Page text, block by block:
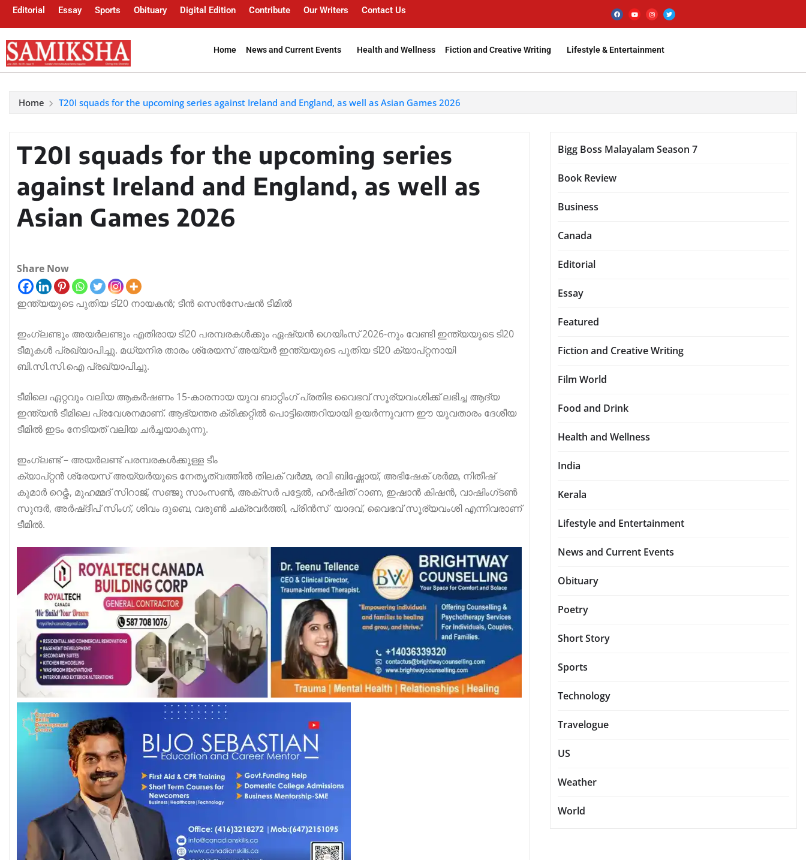
Editorial Essay Sports Obituary Digital Edition Contribute Our Writers Contact Us
Home News and Current Events Health and Wellness Fiction and Creative Writing Lifestyle & Entertainment
Home T20I squads for the upcoming series against Ireland and England, as well as Asian Games 2026
T20I squads for the upcoming series
against Ireland and England, as well as
Asian Games 2026
Share Now
ഇന്ത്യയുടെ പുതിയ ടി20 നായകൻ; ടീൻ സെൻസേഷൻ ടീമിൽ
ഇംഗ്ലണ്ടും അയർലണ്ടും എതിരായ ടി20 പരമ്പരകൾക്കും ഏഷ്യൻ ഗെയിംസ് 2026‑നും വേണ്ടി ഇന്ത്യയുടെ ടി20
ടീമുകൾ പ്രഖ്യാപിച്ചു. മധ്യനിര താരം ശ്രേയസ് അയ്യർ ഇന്ത്യയുടെ പുതിയ ടി20 ക്യാപ്റ്റനായി
ബി.സി.സി.ഐ പ്രഖ്യാപിച്ചു.
ടീമിലെ ഏറ്റവും വലിയ ആകർഷണം 15‑കാരനായ യുവ ബാറ്റിംഗ് പ്രതിഭ വൈഭവ് സൂര്യവംശിക്ക് ലഭിച്ച ആദ്യ
ഇന്ത്യൻ ടീമിലെ പ്രവേശനമാണ്. ആഭ്യന്തര ക്രിക്കറ്റിൽ പൊട്ടിത്തെറിയായി ഉയർന്നുവന്ന ഈ യുവതാരം ദേശീയ
ടീമിൽ ഇടം നേടിയത് വലിയ ചർച്ചയാകുന്നു.
ഇംഗ്ലണ്ട് – അയർലണ്ട് പരമ്പരകൾക്കുള്ള ടീം
ക്യാപ്റ്റൻ ശ്രേയസ് അയ്യർയുടെ നേതൃത്വത്തിൽ തിലക് വർമ്മ, രവി ബിഷ്ണോയ്, അഭിഷേക് ശർമ്മ, നിതീഷ്
കുമാർ റെడ్డి, മുഹമ്മദ് സിറാജ്, സഞ്ജു സാംസൺ, അക്സർ പട്ടേൽ, ഹർഷിത് റാണ, ഇഷാൻ കിഷൻ, വാഷിംഗ്ടൺ
സുന്ദർ, അർഷ്‌ദീപ് സിംഗ്, ശിവം ദുബെ, വരുൺ ചക്രവർത്തി, പ്രിൻസ് യാദവ്, വൈഭവ് സൂര്യവംശി എന്നിവരാണ്
ടീമിൽ.
Bigg Boss Malayalam Season 7
Book Review
Business
Canada
Editorial
Essay
Featured
Fiction and Creative Writing
Film World
Food and Drink
Health and Wellness
India
Kerala
Lifestyle and Entertainment
News and Current Events
Obituary
Poetry
Short Story
Sports
Technology
Travelogue
US
Weather
World